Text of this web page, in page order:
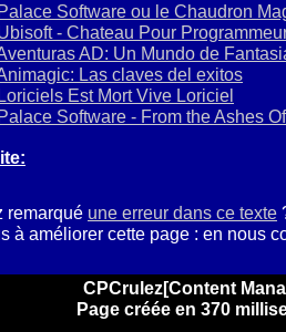
Software ou le Chaudron
- Chateau Pour
AD: Un Mundo de
Las claves del exitos
Est Mort Vive Loriciel
Software - From the Ashes
remarqué une erreur dans ce texte
à améliorer cette page : en nous
CPCrulez[Content
Page créée en 370